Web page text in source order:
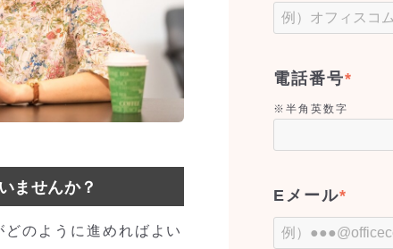
ませんか？
のように進めればよい
電話番号*
※半角英数字
Eメール*